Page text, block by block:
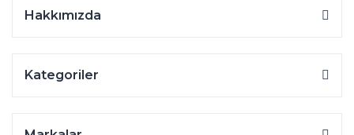
Hakkımızda
Kategoriler